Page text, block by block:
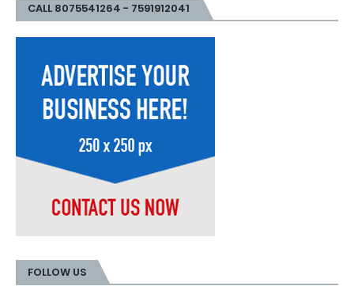
CALL 8075541264 - 7591912041
FOLLOW US